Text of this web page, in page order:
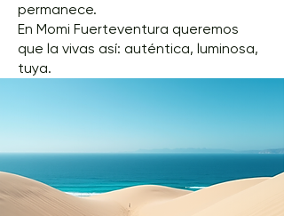
permanece.
En Momi Fuerteventura queremos
que la vivas así: auténtica, luminosa,
tuya.